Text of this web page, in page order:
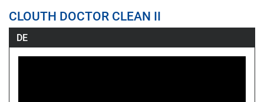
CLOUTH DOCTOR CLEAN II
DE